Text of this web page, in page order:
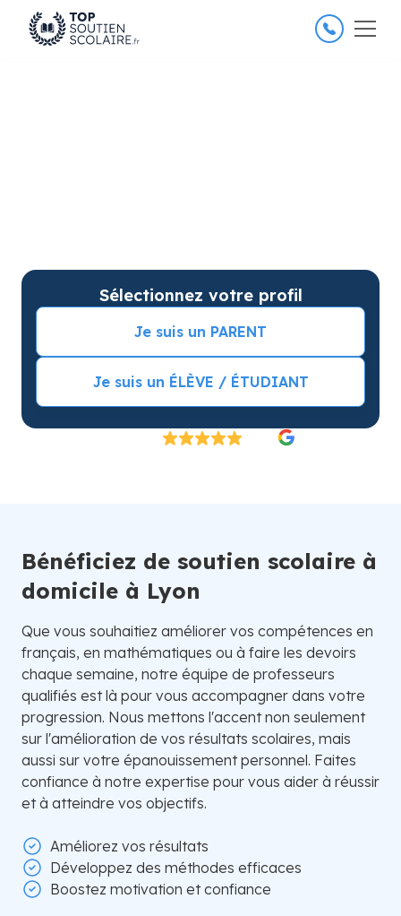
26 000 élèves satisfaits
Sélectionnez votre profil
Je suis un PARENT
Je suis un ÉLÈVE / ÉTUDIANT
Bénéficiez de soutien scolaire à
domicile à Lyon
Que vous souhaitiez améliorer vos compétences en
français, en mathématiques ou à faire les devoirs
chaque semaine, notre équipe de professeurs
qualifiés est là pour vous accompagner dans votre
progression. Nous mettons l'accent non seulement
sur l'amélioration de vos résultats scolaires, mais
aussi sur votre épanouissement personnel. Faites
confiance à notre expertise pour vous aider à réussir
et à atteindre vos objectifs.
Améliorez vos résultats
Développez des méthodes efficaces
Boostez motivation et confiance